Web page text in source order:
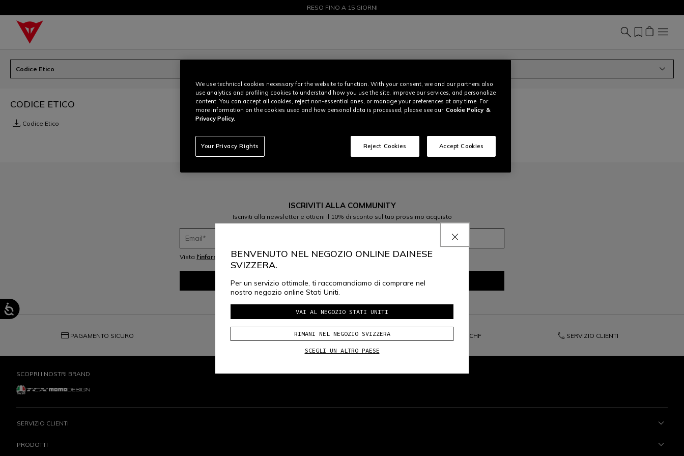
SALDI FINO AL 50% - ACQUISTA ORA
RESO FINO A 15 GIORNI
Codice Etico
CODICE ETICO
download Codice Etico
ISCRIVITI ALLA COMMUNITY
Iscriviti alla newsletter e ottieni il 10% di sconto sul tuo prossimo acquisto
Vista l'informativa sulla privacy confermo di volermi iscrivere alla newsletter di Dainese S.p.A.
credit_card PAGAMENTO SICURO RESO FINO A 15 GIORNI local_shippingSPEDIZIONE GRATUITA DA 200 CHF phone SERVIZIO CLIENTI
SCOPRI I NOSTRI BRAND
SERVIZIO CLIENTI
PRODOTTI
BENVENUTO NEL NEGOZIO ONLINE DAINESE
SVIZZERA.
Per un servizio ottimale, ti raccomandiamo di comprare nel
nostro negozio online Stati Uniti.
VAI AL NEGOZIO STATI UNITI
RIMANI NEL NEGOZIO SVIZZERA
SCEGLI UN ALTRO PAESE
We use technical cookies necessary for the website to function. With your consent, we and our partners also
use analytics and profiling cookies to understand how you use the site, improve our services, and personalize
content. You can accept all cookies, reject non-essential ones, or manage your preferences at any time. For
more information on the cookies used and how personal data is processed, please see our Cookie Policy &
Privacy Policy.
Your Privacy Rights Reject Cookies Accept Cookies